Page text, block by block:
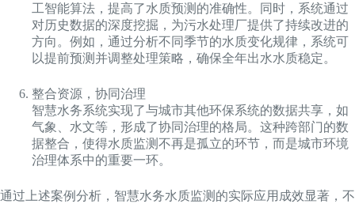
工智能算法，提高了水质预测的准确性。同时，系统通过
对历史数据的深度挖掘，为污水处理厂提供了持续改进的
方向。例如，通过分析不同季节的水质变化规律，系统可
以提前预测并调整处理策略，确保全年出水水质稳定。
整合资源，协同治理
智慧水务系统实现了与城市其他环保系统的数据共享，如
气象、水文等，形成了协同治理的格局。这种跨部门的数
据整合，使得水质监测不再是孤立的环节，而是城市环境
治理体系中的重要一环。
通过上述案例分析，智慧水务水质监测的实际应用成效显著，不